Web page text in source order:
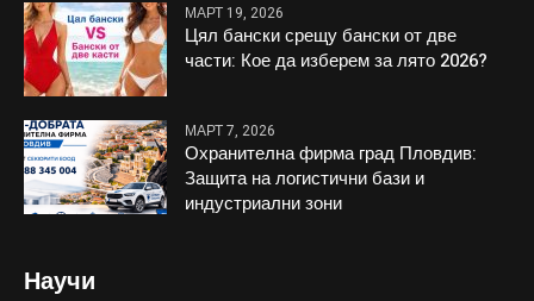
МАРТ 19, 2026
Цял бански срещу бански от две
части: Кое да изберем за лято 2026?
МАРТ 7, 2026
Охранителна фирма град Пловдив:
Защита на логистични бази и
индустриални зони
Научи